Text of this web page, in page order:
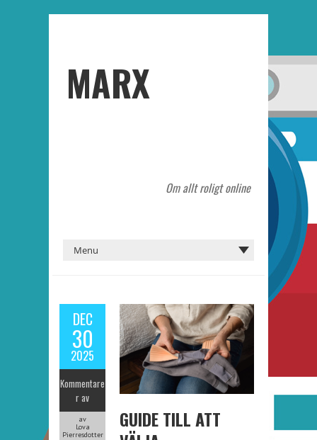
MARX
Om allt roligt online
DEC
30
2025
Kommentare
r av
av
Lova
Pierresdotter
GUIDE TILL ATT